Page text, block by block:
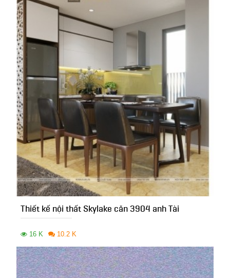
Thiết kế nội thất Skylake căn 3904 anh Tài
16 K 10.2 K